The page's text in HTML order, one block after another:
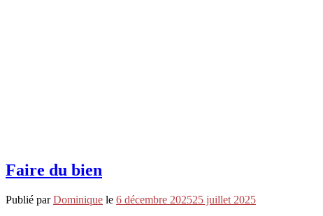
Faire du bien
Publié parDominique le 6 décembre 202525 juillet 2025